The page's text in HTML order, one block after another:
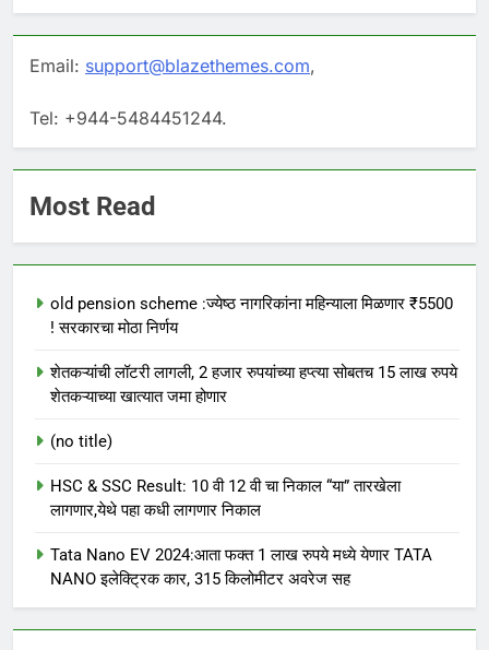
Email: support@blazethemes.com,
Tel: +944-5484451244.
Most Read
old pension scheme :ज्येष्ठ नागरिकांना महिन्याला मिळणार ₹5500
! सरकारचा मोठा निर्णय
शेतकऱ्यांची लॉटरी लागली, 2 हजार रुपयांच्या हप्त्या सोबतच 15 लाख रुपये
शेतकऱ्याच्या खात्यात जमा होणार
(no title)
HSC & SSC Result: 10 वी 12 वी चा निकाल “या” तारखेला
लागणार,येथे पहा कधी लागणार निकाल
Tata Nano EV 2024:आता फक्त 1 लाख रुपये मध्ये येणार TATA
NANO इलेक्ट्रिक कार, 315 किलोमीटर अवरेज सह